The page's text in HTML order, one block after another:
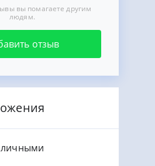
вы помагаете другим
людям.
отзыв